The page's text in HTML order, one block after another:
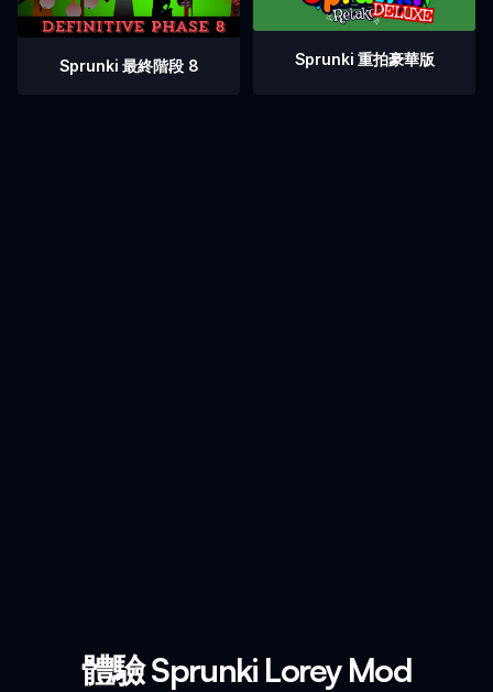
Sprunki 最終階段 8 Sprunki 重拍豪華版
體驗 Sprunki Lorey Mod